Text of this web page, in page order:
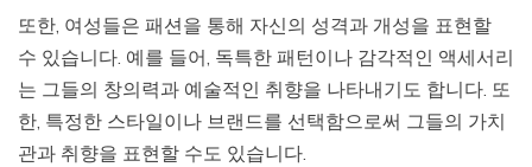
또한, 여성들은 패션을 통해 자신의 성격과 개성을 표현할
수 있습니다. 예를 들어, 독특한 패턴이나 감각적인 액세서리
는 그들의 창의력과 예술적인 취향을 나타내기도 합니다. 또
한, 특정한 스타일이나 브랜드를 선택함으로써 그들의 가치
관과 취향을 표현할 수도 있습니다.